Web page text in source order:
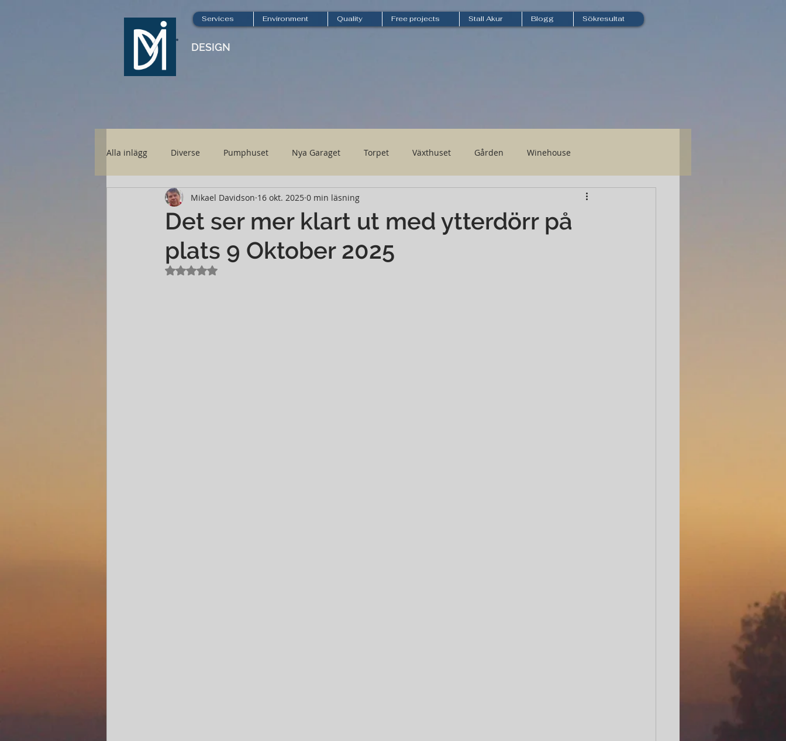
Services Environment Quality Free projects Stall Akur Blogg Sökresultat
DESIGN
Alla inlägg Diverse Pumphuset Nya Garaget Torpet Växthuset Gården Winehouse
Nya Höboden Hönsgård
Det ser mer klart ut med ytterdörr på
plats 9 Oktober 2025
Mikael Davidson 16 okt. 2025 0 min läsning
Betygsatt till NaN av 5 stjärnor.